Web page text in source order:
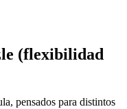
(flexibilidad
pensados para distintos